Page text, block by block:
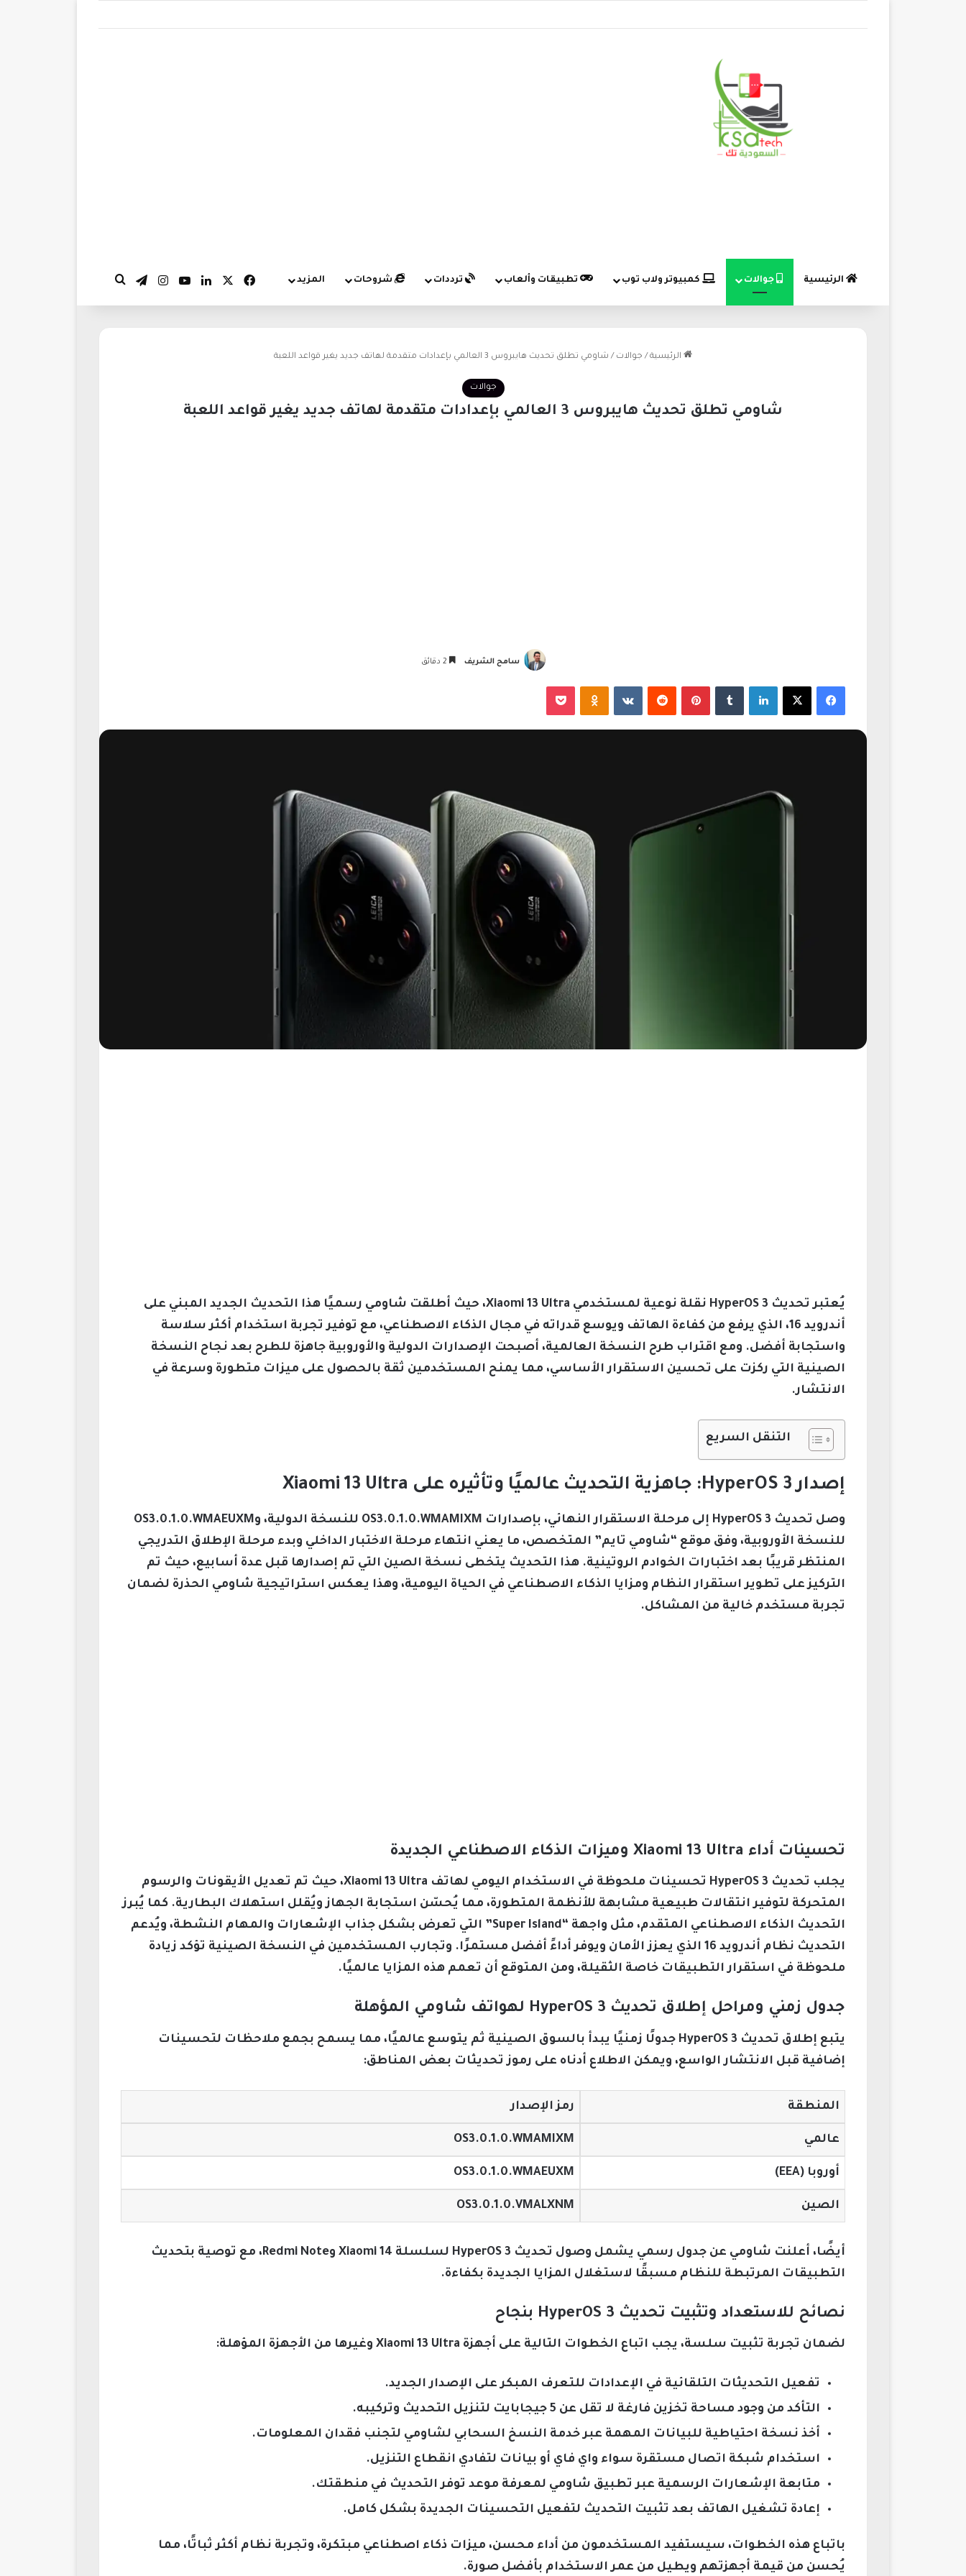
الرئيسية جوالات كمبيوتر ولاب توب تطبيقات وألعاب ترددات شروحات المزيد فيسبوك لينكدإن‫YouTubeانستقرام
تيلقرام
الرئيسية / جوالات / شاومي تطلق تحديث هايبروس 3 العالمي بإعدادات متقدمة لهاتف جديد يغير قواعد اللعبة
جوالات
شاومي تطلق تحديث هايبروس 3 العالمي بإعدادات متقدمة لهاتف جديد يغير قواعد اللعبة
سامح الشريف
فيسبوك لينكدإن بينتيريست
يُعتبر تحديث HyperOS 3 نقلة نوعية لمستخدمي Xiaomi 13 Ultra، حيث أطلقت شاومي رسميًا هذا التحديث الجديد المبني على
أندرويد 16، الذي يرفع من كفاءة الهاتف ويوسع قدراته في مجال الذكاء الاصطناعي، مع توفير تجربة استخدام أكثر سلاسة
واستجابة أفضل. ومع اقتراب طرح النسخة العالمية، أصبحت الإصدارات الدولية والأوروبية جاهزة للطرح بعد نجاح النسخة
الصينية التي ركزت على تحسين الاستقرار الأساسي، مما يمنح المستخدمين ثقة بالحصول على ميزات متطورة وسرعة في
الانتشار.
التنقل السريع
إصدار HyperOS 3: جاهزية التحديث عالميًا وتأثيره على Xiaomi 13 Ultra
وصل تحديث HyperOS 3 إلى مرحلة الاستقرار النهائي، بإصدارات OS3.0.1.0.WMAMIXM للنسخة الدولية، وOS3.0.1.0.WMAEUXM
للنسخة الأوروبية، وفق موقع “شاومي تايم” المتخصص، ما يعني انتهاء مرحلة الاختبار الداخلي وبدء مرحلة الإطلاق التدريجي
المنتظر قريبًا بعد اختبارات الخوادم الروتينية. هذا التحديث يتخطى نسخة الصين التي تم إصدارها قبل عدة أسابيع، حيث تم
التركيز على تطوير استقرار النظام ومزايا الذكاء الاصطناعي في الحياة اليومية، وهذا يعكس استراتيجية شاومي الحذرة لضمان
تجربة مستخدم خالية من المشاكل.
تحسينات أداء Xiaomi 13 Ultra وميزات الذكاء الاصطناعي الجديدة
يجلب تحديث HyperOS 3 تحسينات ملحوظة في الاستخدام اليومي لهاتف Xiaomi 13 Ultra، حيث تم تعديل الأيقونات والرسوم
المتحركة لتوفير انتقالات طبيعية مشابهة للأنظمة المتطورة، مما يُحسّن استجابة الجهاز ويُقلل استهلاك البطارية. كما يُبرز
التحديث الذكاء الاصطناعي المتقدم، مثل واجهة “Super Island” التي تعرض بشكل جذاب الإشعارات والمهام النشطة، ويُدعم
التحديث نظام أندرويد 16 الذي يعزز الأمان ويوفر أداءً أفضل مستمرًا. وتجارب المستخدمين في النسخة الصينية تؤكد زيادة
ملحوظة في استقرار التطبيقات خاصة الثقيلة، ومن المتوقع أن تعمم هذه المزايا عالميًا.
جدول زمني ومراحل إطلاق تحديث HyperOS 3 لهواتف شاومي المؤهلة
يتبع إطلاق تحديث HyperOS 3 جدولًا زمنيًا يبدأ بالسوق الصينية ثم يتوسع عالميًا، مما يسمح بجمع ملاحظات لتحسينات
إضافية قبل الانتشار الواسع، ويمكن الاطلاع أدناه على رموز تحديثات بعض المناطق:
المنطقة رمز الإصدار
عالمي OS3.0.1.0.WMAMIXM
أوروبا (EEA) OS3.0.1.0.WMAEUXM
الصين OS3.0.1.0.VMALXNM
أيضًا، أعلنت شاومي عن جدول رسمي يشمل وصول تحديث HyperOS 3 لسلسلة Xiaomi 14 وRedmi Note، مع توصية بتحديث
التطبيقات المرتبطة للنظام مسبقًا لاستغلال المزايا الجديدة بكفاءة.
نصائح للاستعداد وتثبيت تحديث HyperOS 3 بنجاح
لضمان تجربة تثبيت سلسة، يجب اتباع الخطوات التالية على أجهزة Xiaomi 13 Ultra وغيرها من الأجهزة المؤهلة:
تفعيل التحديثات التلقائية في الإعدادات للتعرف المبكر على الإصدار الجديد.
التأكد من وجود مساحة تخزين فارغة لا تقل عن 5 جيجابايت لتنزيل التحديث وتركيبه.
أخذ نسخة احتياطية للبيانات المهمة عبر خدمة النسخ السحابي لشاومي لتجنب فقدان المعلومات.
استخدام شبكة اتصال مستقرة سواء واي فاي أو بيانات لتفادي انقطاع التنزيل.
متابعة الإشعارات الرسمية عبر تطبيق شاومي لمعرفة موعد توفر التحديث في منطقتك.
إعادة تشغيل الهاتف بعد تثبيت التحديث لتفعيل التحسينات الجديدة بشكل كامل.
باتباع هذه الخطوات، سيستفيد المستخدمون من أداء محسن، ميزات ذكاء اصطناعي مبتكرة، وتجربة نظام أكثر ثباتًا، مما
يُحسن من قيمة أجهزتهم ويطيل من عمر الاستخدام بأفضل صورة.